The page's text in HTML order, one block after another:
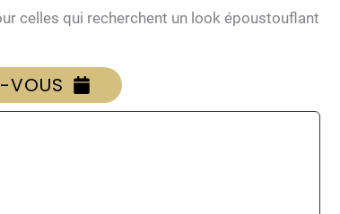
celles qui recherchent un look époustouflant
VOUS